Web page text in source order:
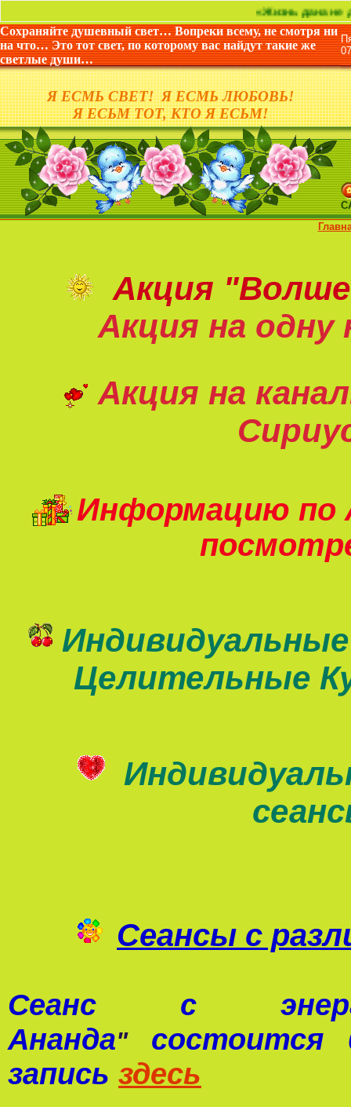
«Жизнь дана не для
Сохраняйте душевный свет… Вопреки всему, не смотря ни
на что… Это тот свет, по которому вас найдут такие же
светлые души…
Я ЕСМЬ СВЕТ! Я ЕСМЬ ЛЮБОВЬ!
Я ЕСЬМ ТОТ, КТО Я ЕСЬМ!
Акция
Акция на одну
Акция на
Информацию по
Целительные
Сеансы с
Сеанс с
Ананда"
состоится
запись здесь